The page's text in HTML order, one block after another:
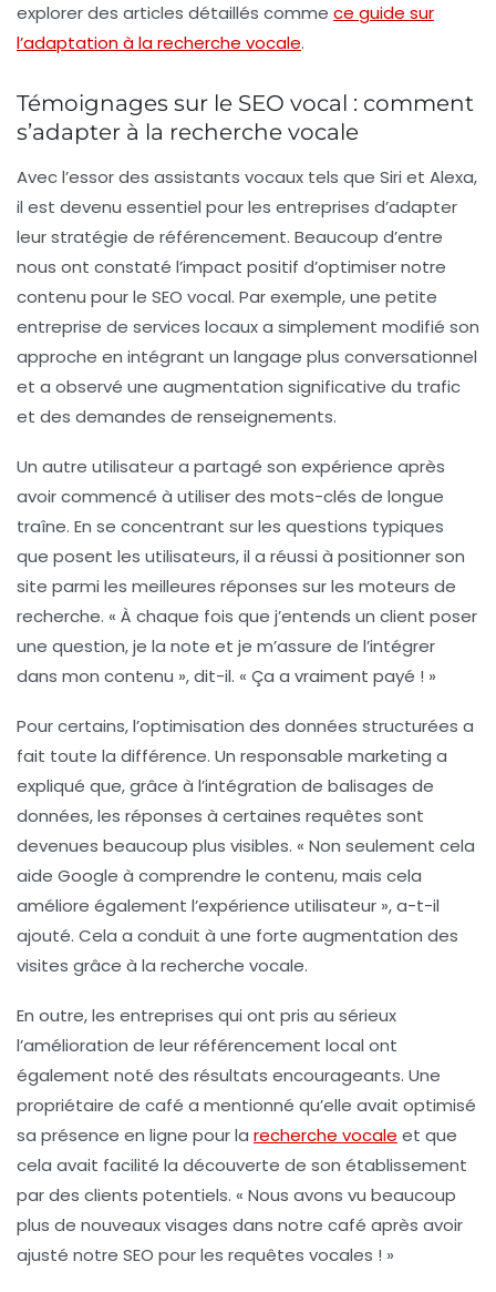
explorer des articles détaillés comme ce guide sur
l’adaptation à la recherche vocale.
Témoignages sur le SEO vocal : comment
s’adapter à la recherche vocale
Avec l’essor des assistants vocaux tels que Siri et Alexa,
il est devenu essentiel pour les entreprises d’adapter
leur stratégie de référencement. Beaucoup d’entre
nous ont constaté l’impact positif d’optimiser notre
contenu pour le SEO vocal. Par exemple, une petite
entreprise de services locaux a simplement modifié son
approche en intégrant un langage plus conversationnel
et a observé une augmentation significative du trafic
et des demandes de renseignements.
Un autre utilisateur a partagé son expérience après
avoir commencé à utiliser des mots-clés de longue
traîne. En se concentrant sur les questions typiques
que posent les utilisateurs, il a réussi à positionner son
site parmi les meilleures réponses sur les moteurs de
recherche. « À chaque fois que j’entends un client poser
une question, je la note et je m’assure de l’intégrer
dans mon contenu », dit-il. « Ça a vraiment payé ! »
Pour certains, l’optimisation des données structurées a
fait toute la différence. Un responsable marketing a
expliqué que, grâce à l’intégration de balisages de
données, les réponses à certaines requêtes sont
devenues beaucoup plus visibles. « Non seulement cela
aide Google à comprendre le contenu, mais cela
améliore également l’expérience utilisateur », a-t-il
ajouté. Cela a conduit à une forte augmentation des
visites grâce à la recherche vocale.
En outre, les entreprises qui ont pris au sérieux
l’amélioration de leurréférencement local ont
également noté des résultats encourageants. Une
propriétaire de café a mentionné qu’elle avait optimisé
sa présence en ligne pour la recherche vocale et que
cela avait facilité la découverte de son établissement
par des clients potentiels. « Nous avons vu beaucoup
plus de nouveaux visages dans notre café après avoir
ajusté notre SEO pour les requêtes vocales ! »